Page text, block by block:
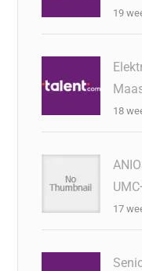
19
18
17